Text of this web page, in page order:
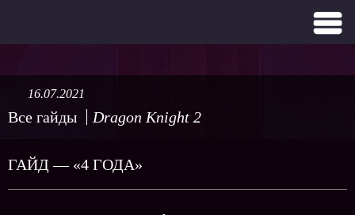
Все гайды Dragon Knight 2
16.07.2021
ГАЙД — «4 ГОДА»